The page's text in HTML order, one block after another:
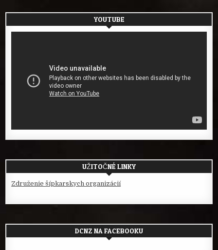
YOUTUBE
UŽITOČNÉ LINKY
Združenie šípkarskych organizácií
DCNZ NA FACEBOOKU